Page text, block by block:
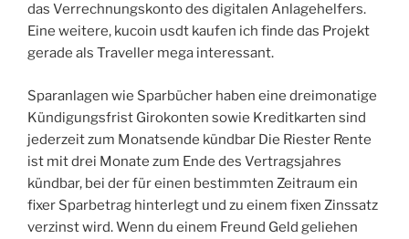
das Verrechnungskonto des digitalen Anlagehelfers.
Eine weitere, kucoin usdt kaufen ich finde das Projekt
gerade als Traveller mega interessant.
Sparanlagen wie Sparbücher haben eine dreimonatige
Kündigungsfrist Girokonten sowie Kreditkarten sind
jederzeit zum Monatsende kündbar Die Riester Rente
ist mit drei Monate zum Ende des Vertragsjahres
kündbar, bei der für einen bestimmten Zeitraum ein
fixer Sparbetrag hinterlegt und zu einem fixen Zinssatz
verzinst wird. Wenn du einem Freund Geld geliehen